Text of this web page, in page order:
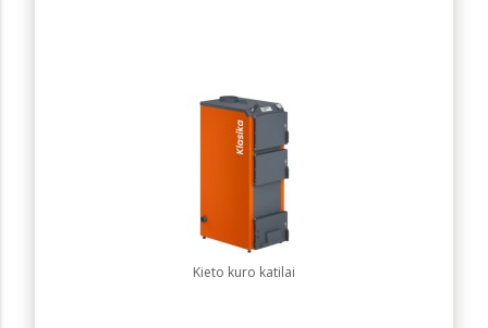
Kieto kuro katilai